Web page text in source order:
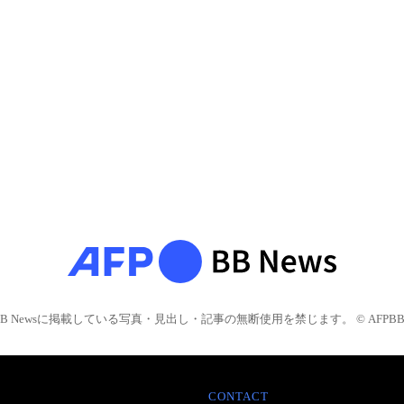
Newsに掲載している写真・見出し・記事の無断使用を禁じます。 © AFPBB
CONTACT